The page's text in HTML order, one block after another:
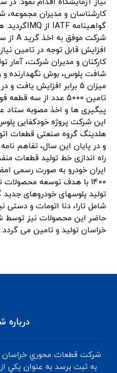
کارشناسان و مدیران مجموعه،
افزایش قابل توجه در تامین
کارکنان و مدیران شرکت، آمار
میزان 5 برابر افزایش
پیگیری ها و اخذ مصوبه ستاد
این شرکت پروژه خودکفایی
هلدینگ گروه صنعتی قطعات
و در پایان این سال، تفاهم
راه اندازی خط تولید قطعات
ایران خودرو به صورت رسمی
1400 با هدف توسعه
تولید پلوسهای خودروهای جدید
شامل تارا، دنا اتومات و دستی
حاضر این محصولات نیز
خراسان تولید و تامین می گردد.
شركت‌ قطعات‌ محوري‌ خراسان‌
به‌ ثبت‌ برسد به‌ عنوان‌ يكي‌